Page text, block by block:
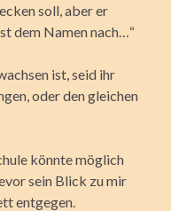
soll, aber er
dem Namen nach…“
ist, seid ihr
oder den gleichen
könnte möglich
sein Blick zu mir
entgegen.